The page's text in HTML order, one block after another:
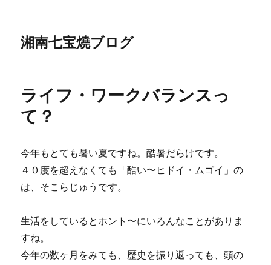
湘南七宝燒ブログ
ライフ・ワークバランスっ
て？
今年もとても暑い夏ですね。酷暑だらけです。
４０度を超えなくても「酷い〜ヒドイ・ムゴイ」の
は、そこらじゅうです。
生活をしているとホント〜にいろんなことがありま
すね。
今年の数ヶ月をみても、歴史を振り返っても、頭の